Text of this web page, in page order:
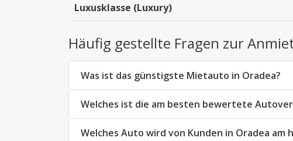
Luxusklasse (Luxury)
Häufig gestellte Fragen zur
Was ist das günstigste Mietauto in Oradea?
Welches ist die am besten bewertete
Welches Auto wird von Kunden in Oradea am